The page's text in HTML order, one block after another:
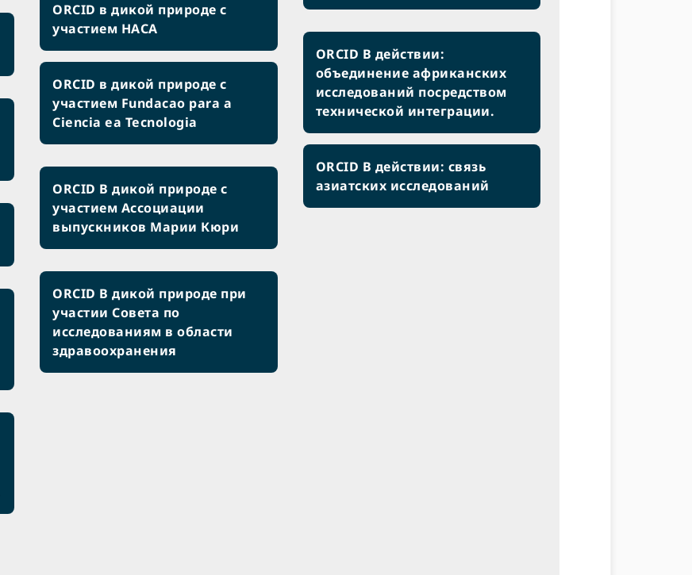
ORCID в дикой природе с
участием НАСА
ORCID в дикой природе с
участием Fundacao para a
Ciencia ea Tecnologia
ORCID В дикой природе с
участием Ассоциации
выпускников Марии Кюри
ORCID В дикой природе при
участии Совета по
исследованиям в области
здравоохранения
ORCID В действии:
объединение африканских
исследований посредством
технической интеграции.
ORCID В действии: связь
азиатских исследований